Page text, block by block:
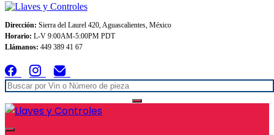
Dirección: Sierra del Laurel 420, Aguascalientes, México
Horario: L-V 9:00AM-5:00PM PDT
Llámanos: 449 389 41 67